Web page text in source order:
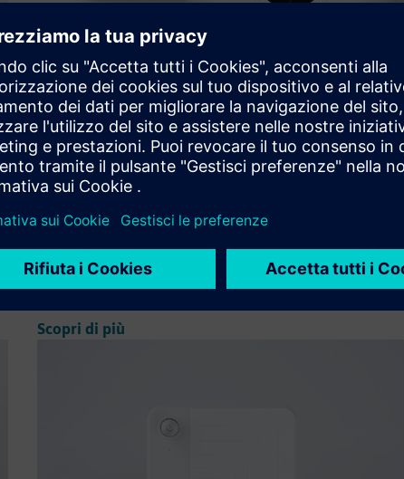
VS13x AI ToF People Counting
Sensor
persone ultra preciso per personale e gruppi. Le analisi
anonime, conformi al GDPR e basate sull'intelligenza
artificiale rendono VS133 e VS135 la soluzione
indispensabile per gl...
Scopri di più